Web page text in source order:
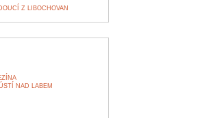
Z LIBOCHOVAN
NAD LABEM